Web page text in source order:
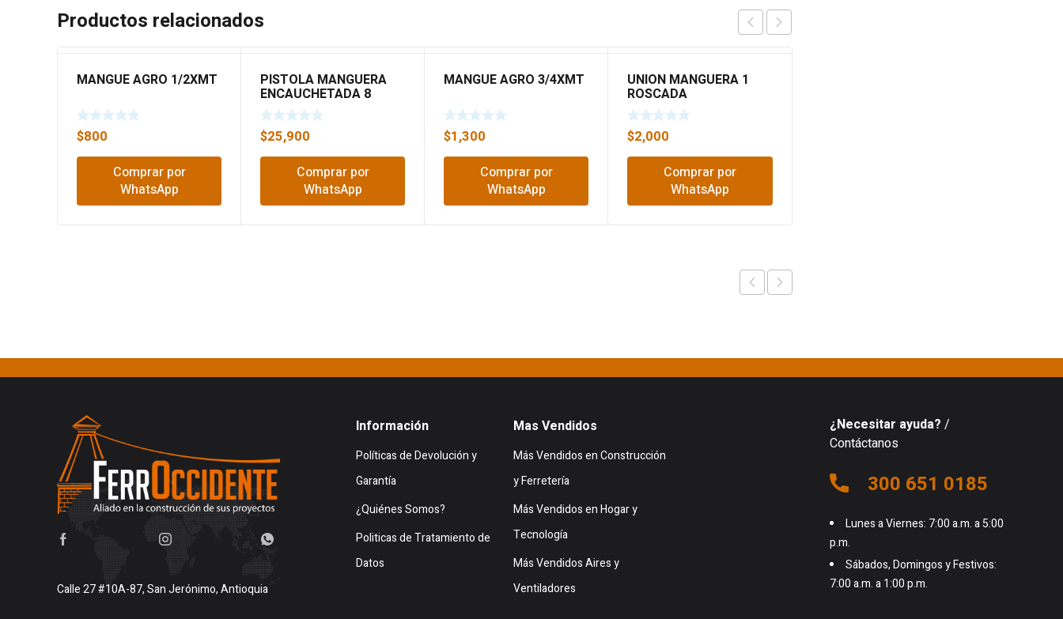
Productos relacionados
MANGUE AGRO 1/2XMT
$800
Comprar por
WhatsApp
PISTOLA MANGUERA
ENCAUCHETADA 8
CHORROS 18477
TRUPER
$25,900
Comprar por
WhatsApp
MANGUE AGRO 3/4XMT
$1,300
Comprar por
WhatsApp
UNION MANGUERA 1
ROSCADA
$2,000
Comprar por
WhatsApp
Calle 27 #10A-87, San Jerónimo, Antioquia
Información
Políticas de Devolución y
Garantía
¿Quiénes Somos?
Politicas de Tratamiento de
Datos
Mas Vendidos
Más Vendidos en Construcción
y Ferretería
Más Vendidos en Hogar y
Tecnología
Más Vendidos Aires y
Ventiladores
¿Necesitar ayuda? /
Contáctanos
300 651 0185
Lunes a Viernes: 7:00 a.m. a 5:00
p.m.
Sábados, Domingos y Festivos:
7:00 a.m. a 1:00 p.m.